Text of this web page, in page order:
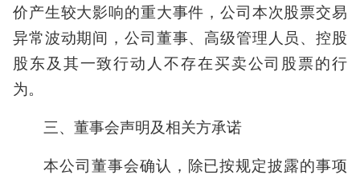
价产生较大影响的重大事件，公司本次股票交易
异常波动期间，公司董事、高级管理人员、控股
股东及其一致行动人不存在买卖公司股票的行
为。
三、董事会声明及相关方承诺
本公司董事会确认，除已按规定披露的事项